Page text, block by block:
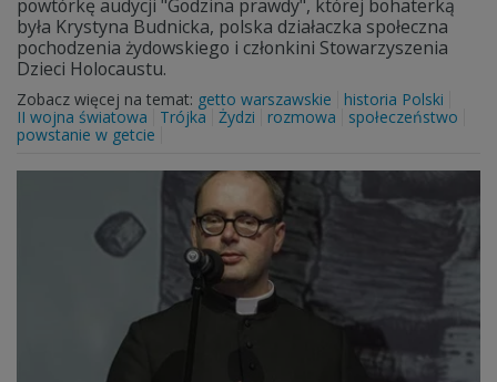
powtórkę audycji "Godzina prawdy", której bohaterką
była Krystyna Budnicka, polska działaczka społeczna
pochodzenia żydowskiego i członkini Stowarzyszenia
Dzieci Holocaustu​​.
Zobacz więcej na temat: getto warszawskie
historia Polski
II wojna światowa
Trójka Żydzi rozmowa
społeczeństwo
powstanie w getcie